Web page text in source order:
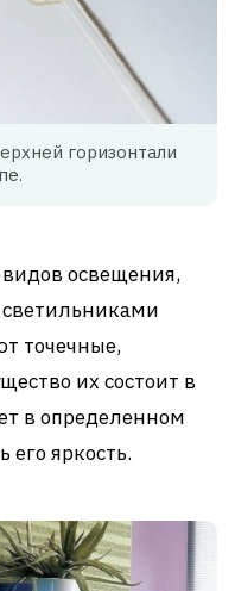
горизонтали
освещения,
точечные,
их состоит в
в определенном
его яркость.